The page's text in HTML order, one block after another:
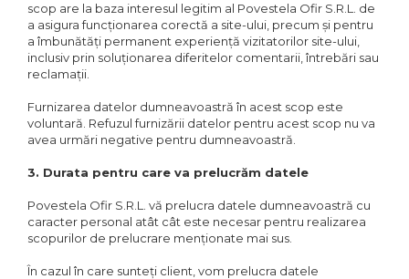
scop are la baza interesul legitim al Povestela Ofir S.R.L. de
a asigura funcționarea corectă a site-ului, precum și pentru
a îmbunătăți permanent experiență vizitatorilor site-ului,
inclusiv prin soluționarea diferitelor comentarii, întrebări sau
reclamații.
Furnizarea datelor dumneavoastră în acest scop este
voluntară. Refuzul furnizării datelor pentru acest scop nu va
avea urmări negative pentru dumneavoastră.
3. Durata pentru care va prelucrăm datele
Povestela Ofir S.R.L. vă prelucra datele dumneavoastră cu
caracter personal atât cât este necesar pentru realizarea
scopurilor de prelucrare menționate mai sus.
În cazul în care sunteți client, vom prelucra datele